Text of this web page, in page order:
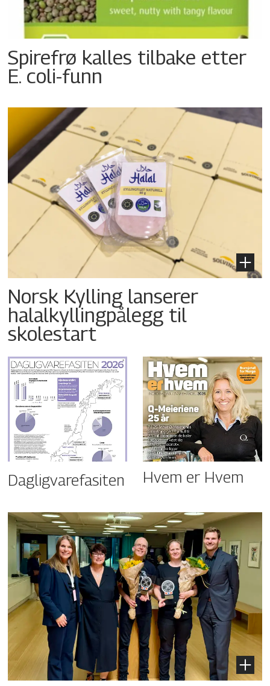
Spirefrø kalles tilbake etter
E. coli-funn
Norsk Kylling lanserer
halalkyllingpålegg til
skolestart
Dagligvarefasiten Hvem er Hvem